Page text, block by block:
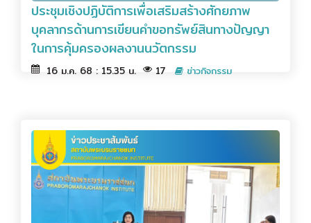
ประชุมเชิงปฏิบัติการเพื่อเสริมสร้างศักยภาพ
บุคลากรด้านการเขียนคำขอทรัพย์สินทางปัญญา
ในการคุ้มครองผลงานนวัตกรรม
16 ม.ค. 68 : 15.35 น. 17 ข่าวกิจกรรม